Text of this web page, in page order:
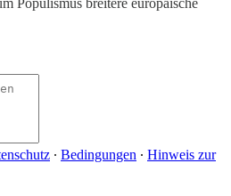
Populismus breitere europäische
∙ Bedingungen ∙ Hinweis zur